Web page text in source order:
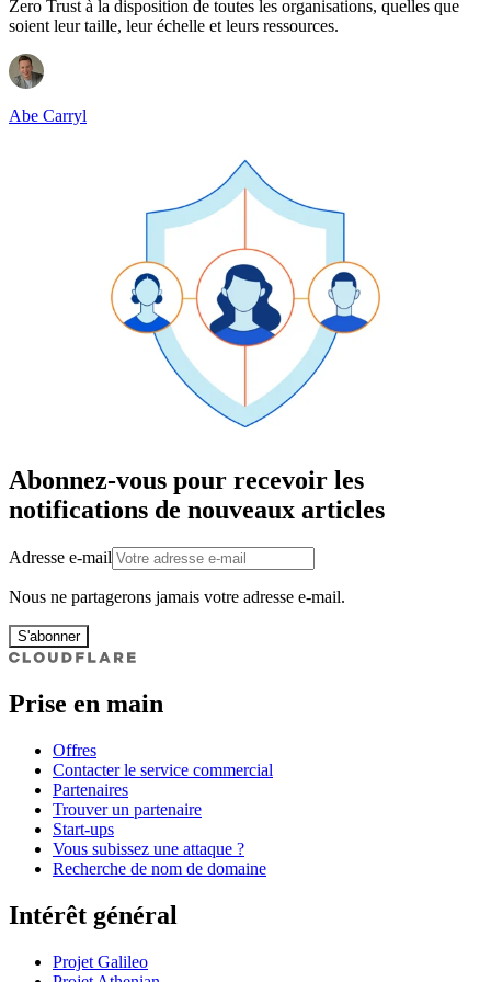
Zero Trust à la disposition de toutes les organisations, quelles que
soient leur taille, leur échelle et leurs ressources.
Abe Carryl
Abonnez-vous pour recevoir les
notifications de nouveaux articles
Adresse e-mail
Nous ne partagerons jamais votre adresse e-mail.
S'abonner
Prise en main
Offres
Contacter le service commercial
Partenaires
Trouver un partenaire
Start-ups
Vous subissez une attaque ?
Recherche de nom de domaine
Intérêt général
Projet Galileo